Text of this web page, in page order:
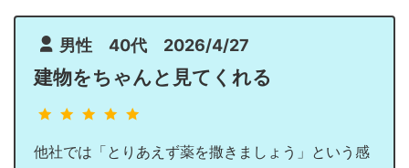
男性 40代 2026/4/27
建物をちゃんと見てくれる
他社では「とりあえず薬を撒きましょう」という感